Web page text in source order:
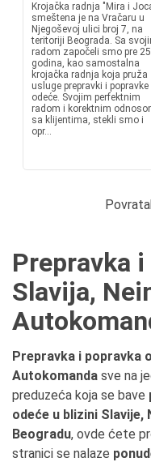
Krojačka radnja "Mira i
smeštena je na Vračaru u
Njegoševoj ulici broj 7, na
teritoriji Beograda. Sa
radom započeli smo pre 25
godina, kao samostalna
krojačka radnja koja pruža
usluge prepravki i popravke
odeće. Svojim perfektnim
radom i korektnim
sa klijentima, stekli smo i
opr...
Prepravka
Slavija,
Prepravka i popravka
Autokomanda sve na
preduzeća koja se bave
odeće u blizini Slavije,
Beogradu, ovde ćete
stranici se nalaze